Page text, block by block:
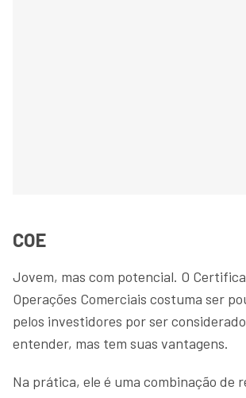
COE
Jovem, mas com potencial. O
Operações Comerciais costuma ser
pelos investidores por ser
entender, mas tem suas vantagens.
Na prática, ele é uma combinação de